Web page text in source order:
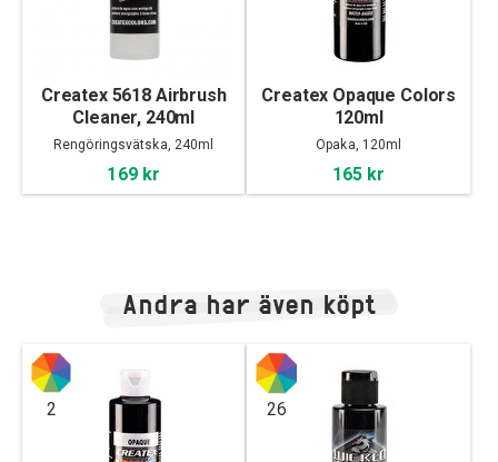
Createx 5618 Airbrush
Cleaner, 240ml
Rengöringsvätska, 240ml
169 kr
Createx Opaque Colors
120ml
Opaka, 120ml
165 kr
Andra har även köpt
2 26